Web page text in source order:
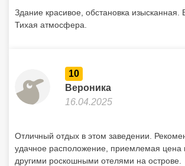
Здание красивое, обстановка изысканная.
Тихая атмосфера.
10
Вероника
16.04.2025
Отличный отдых в этом заведении.
удачное расположение, приемлемая цена
другими роскошными отелями на острове.